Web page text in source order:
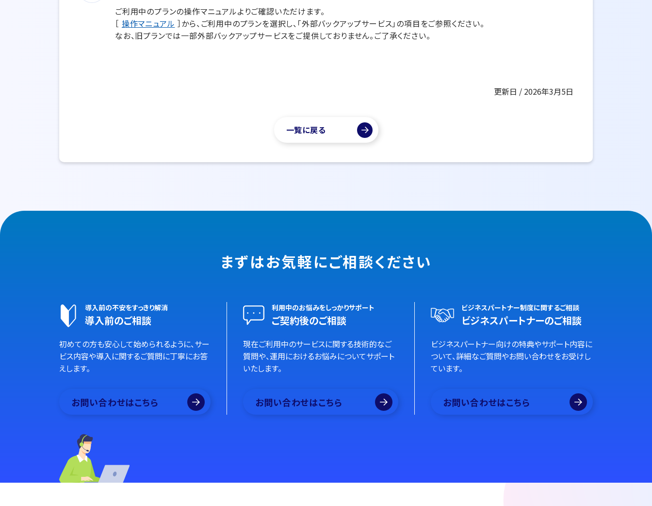
ご利用中のプランの操作マニュアルよりご確認いただけます。
［ 操作マニュアル ］から、ご利用中のプランを選択し、「外部バックアップサービス」の項目をご参照ください。
なお、旧プランでは一部外部バックアップサービスをご提供しておりません。ご了承ください。
更新日 / 2026年3月5日
一覧に戻る
まずはお気軽にご相談ください
導入前の不安をすっきり解消
導入前のご相談
初めての方も安心して始められるように、サー
ビス内容や導入に関するご質問に丁寧にお答
えします。
お問い合わせはこちら
利用中のお悩みをしっかりサポート
ご契約後のご相談
現在ご利用中のサービスに関する技術的なご
質問や、運用におけるお悩みについてサポート
いたします。
お問い合わせはこちら
ビジネスパートナー制度に関するご相談
ビジネスパートナーのご相談
ビジネスパートナー向けの特典やサポート内容に
ついて、詳細なご質問やお問い合わせをお受けし
ています。
お問い合わせはこちら